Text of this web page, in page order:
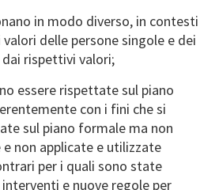
in modo diverso, in contesti
delle persone singole e dei
rispettivi valori;
essere rispettate sul piano
con i fini che si
sul piano formale ma non
non applicate e utilizzate
per i quali sono state
e nuove regole per